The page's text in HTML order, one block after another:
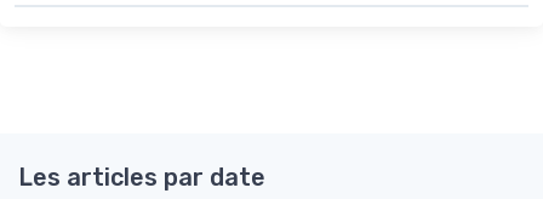
Les articles par date